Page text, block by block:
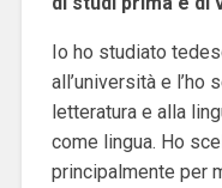
Io ho studiato
all’università e l’ho
letteratura e alla
come lingua. Ho
principalmente per